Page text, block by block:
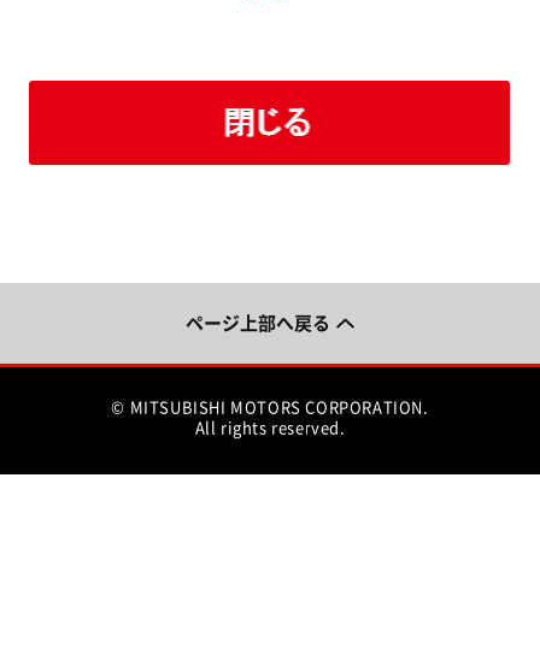
ページ上部へ戻る
© MITSUBISHI MOTORS CORPORATION.
All rights reserved.